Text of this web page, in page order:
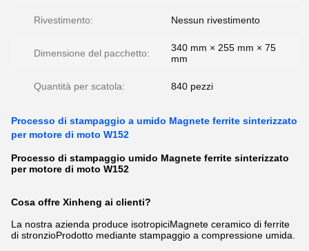
Rivestimento: Nessun rivestimento
Dimensione del pacchetto:
340 mm × 255 mm × 75
mm
Quantità per scatola: 840 pezzi
Processo di stampaggio a umido Magnete ferrite sinterizzato
per motore di moto W152
Processo di stampaggio umido Magnete ferrite sinterizzato
per motore di moto W152
Cosa offre Xinheng ai clienti?
La nostra azienda produce isotropiciMagnete ceramico di ferrite
di stronzioProdotto mediante stampaggio a compressione umida.